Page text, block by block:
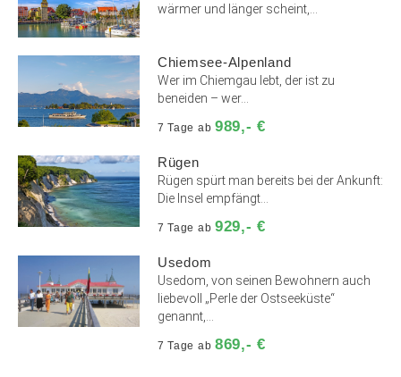
wärmer und länger scheint,...
Chiemsee-Alpenland
Wer im Chiemgau lebt, der ist zu
beneiden – wer...
7 Tage ab 989,- €
Rügen
Rügen spürt man bereits bei der Ankunft:
Die Insel empfängt...
7 Tage ab 929,- €
Usedom
Usedom, von seinen Bewohnern auch
liebevoll „Perle der Ostseeküste“
genannt,...
7 Tage ab 869,- €